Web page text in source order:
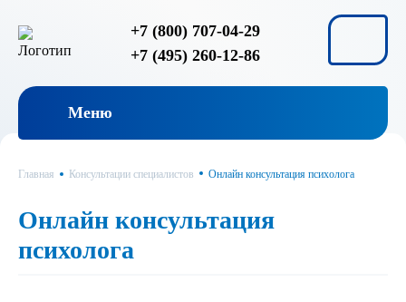
+7 (800) 707-04-29
+7 (495) 260-12-86
Меню
Главная Консультации специалистов Онлайн консультация психолога
Онлайн консультация
психолога